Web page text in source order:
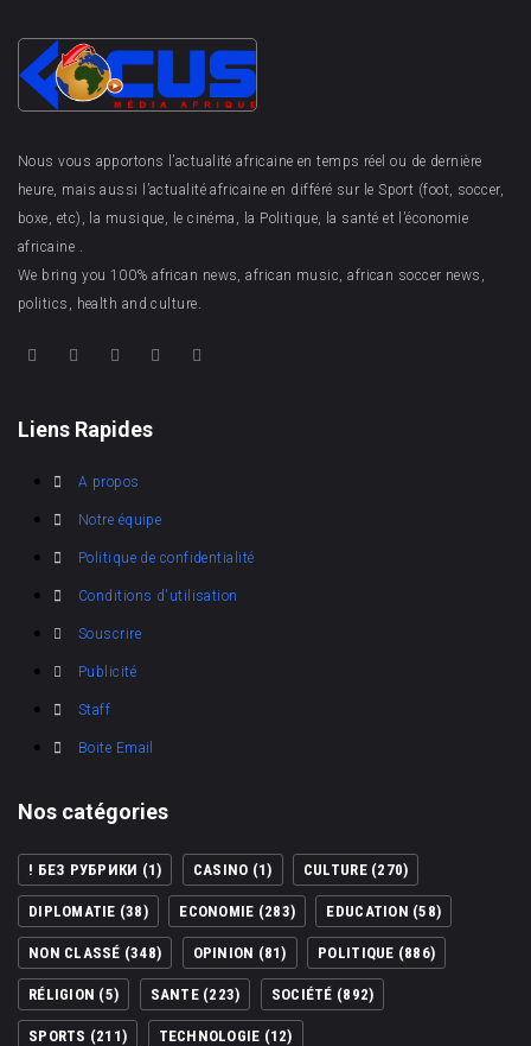
Nous vous apportons l’actualité africaine en temps réel ou de dernière
heure, mais aussi l’actualité africaine en différé sur le Sport (foot, soccer,
boxe, etc), la musique, le cinéma, la Politique, la santé et l’économie
africaine .
We bring you 100% african news, african music, african soccer news,
politics, health and culture.
Liens Rapides
A propos
Notre équipe
Politique de confidentialité
Conditions d'utilisation
Souscrire
Publicité
Staff
Boite Email
Nos catégories
! БЕЗ РУБРИКИ (1) CASINO (1) CULTURE(270)
DIPLOMATIE (38) ECONOMIE (283) EDUCATION (58)
NON CLASSÉ (348) OPINION (81) POLITIQUE (886)
RÉLIGION (5) SANTE(223) SOCIÉTÉ (892)
SPORTS (211) TECHNOLOGIE (12)